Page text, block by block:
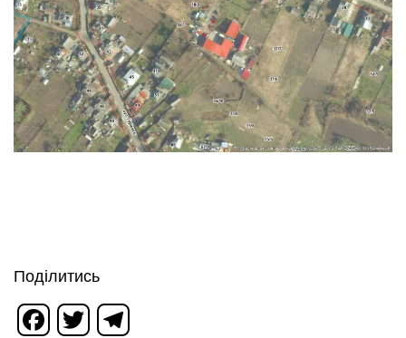
Поділитись
Facebook
Twitter